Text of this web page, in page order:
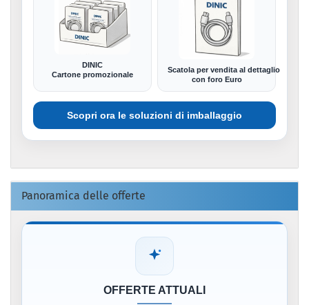
DINIC
Cartone promozionale
Scatola per vendita al dettaglio
con foro Euro
Scopri ora le soluzioni di imballaggio
Panoramica delle offerte
OFFERTE ATTUALI